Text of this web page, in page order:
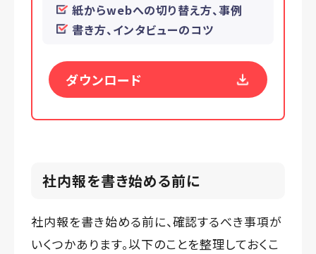
紙からwebへの切り替え方、事例
書き方、インタビューのコツ
ダウンロード
社内報を書き始める前に
社内報を書き始める前に、確認するべき事項が
いくつかあります。以下のことを整理しておくこ